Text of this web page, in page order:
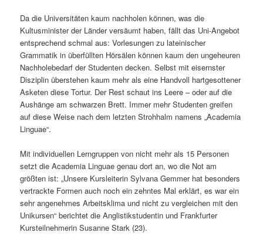
Da die Universitäten kaum nachholen können, was die
Kultusminister der Länder versäumt haben, fällt das Uni-Angebot
entsprechend schmal aus: Vorlesungen zu lateinischer
Grammatik in überfüllten Hörsälen können kaum den ungeheuren
Nachholebedarf der Studenten decken. Selbst mit eisernster
Disziplin überstehen kaum mehr als eine Handvoll hartgesottener
Asketen diese Tortur. Der Rest schaut ins Leere – oder auf die
Aushänge am schwarzen Brett. Immer mehr Studenten greifen
auf diese Weise nach dem letzten Strohhalm namens „Academia
Linguae“.
Mit individuellen Lerngruppen von nicht mehr als 15 Personen
setzt die Academia Linguae genau dort an, wo die Not am
größten ist: „Unsere Kursleiterin Sylvana Gemmer hat besonders
vertrackte Formen auch noch ein zehntes Mal erklärt, es war ein
sehr angenehmes Arbeitsklima und nicht zu vergleichen mit den
Unikursen“ berichtet die Anglistikstudentin und Frankfurter
Kursteilnehmerin Susanne Stark (23).